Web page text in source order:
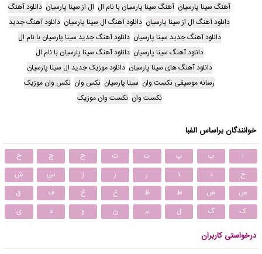
آهنگ سینا پارسیان آهنگ سینا پارسیان با نام ال ال از سینا پارسیان دانلود آهنگ
دانلود آهنگ ال از سینا پارسیان دانلود آهنگ ال سینا پارسیان دانلود آهنگ جدید
دانلود آهنگ جدید سینا پارسیان دانلود آهنگ جدید سینا پارسیان با نام ال
دانلود آهنگ سینا پارسیان دانلود آهنگ سینا پارسیان با نام ال
دانلود آهنگ های سینا پارسیان دانلود موزیک جدید ال سینا پارسیان
رسانه موسیقی نکست وان سینا پارسیان نکس وان نکس وان موزیک
نکست وان نکست وان موزیک
خوانندگان براساس الفبا
ا ب پ ت ث ج چ
ح
خ
د ذ ر ز ژ س
ش
ص
ض ط ظ ع غ ف
ق
ک
گ ل م ن و ه ی
درخواستی کاربران